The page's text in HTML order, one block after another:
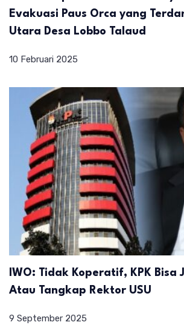
Evakuasi Paus Orca yang
Utara Desa Lobbo Talaud
10 Februari 2025
IWO: Tidak Koperatif, KPK Bisa
Atau Tangkap Rektor USU
9 September 2025